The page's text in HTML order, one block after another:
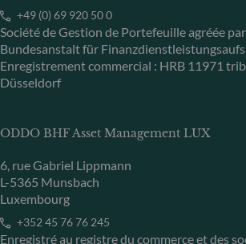
+49 (0) 69 920 50 0
Société de Gestion de Portefeuille agréée
Bundesanstalt für
Enregistrement commercial : HRB 11971
Düsseldorf
ODDO BHF Asset Management LUX
6, rue Gabriel Lippmann
L-5365 Munsbach
Luxembourg
+352 45 76 76 245
Enregistré au registre du commerce et des